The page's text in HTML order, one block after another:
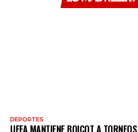
DEPORTES
UEFA MANTIENE BOICOT A